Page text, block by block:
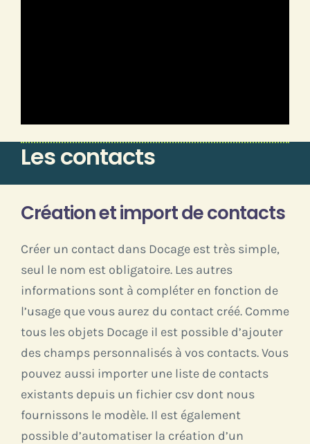
Les contacts
Création et import de contacts
Créer un contact dans Docage est très simple,
seul le nom est obligatoire. Les autres
informations sont à compléter en fonction de
l’usage que vous aurez du contact créé. Comme
tous les objets Docage il est possible d’ajouter
des champs personnalisés à vos contacts. Vous
pouvez aussi importer une liste de contacts
existants depuis un fichier csv dont nous
fournissons le modèle. Il est également
possible d’automatiser la création d’un